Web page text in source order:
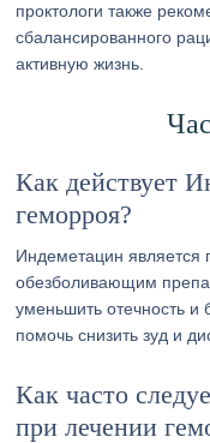
проктологи также
сбалансированного
активную жизнь.
Как действует
геморроя?
Индеметацин является
обезболивающим
уменьшить отечность
помочь снизить зуд и
Как часто
при лечении